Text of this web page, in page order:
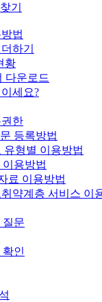
기
법
하기
황
다운로드
세요?
한
등록방법
유형별 이용방법
용방법
료 이용방법
약계층 서비스 이
질문
인